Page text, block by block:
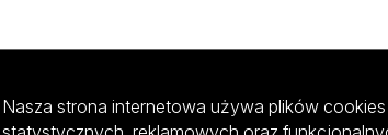
Nasza strona internetowa używa plików